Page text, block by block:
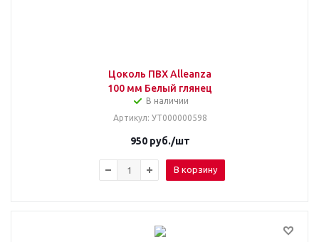
Цоколь ПВХ Alleanza
100 мм Белый глянец
В наличии
Артикул: УТ000000598
950руб./шт
В корзину